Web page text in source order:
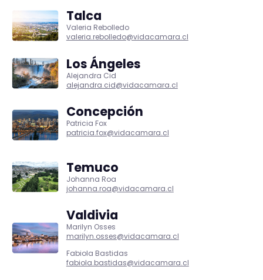
Talca
Valeria Rebolledo
valeria.rebolledo@vidacamara.cl
Los Ángeles
Alejandra Cid
alejandra.cid@vidacamara.cl
Concepción
Patricia Fox
patricia.fox@vidacamara.cl
Temuco
Johanna Roa
johanna.roa@vidacamara.cl
Valdivia
Marilyn Osses
marilyn.osses@vidacamara.cl
Fabiola Bastidas
fabiola.bastidas@vidacamara.cl